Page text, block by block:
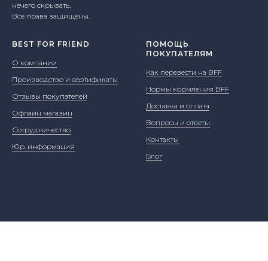
нечего скрывать.
Все права защищены.
BEST FOR FRIEND
О компании
Производство и сертификаты
Отзывы покупателей
Офлайн магазин
Сотрудничество
Юр. информация
ПОМОЩЬ
ПОКУПАТЕЛЯМ
Как перевести на BFF
Нормы кормления BFF
Доставка и оплата
Вопросы и ответы
Контакты
Блог